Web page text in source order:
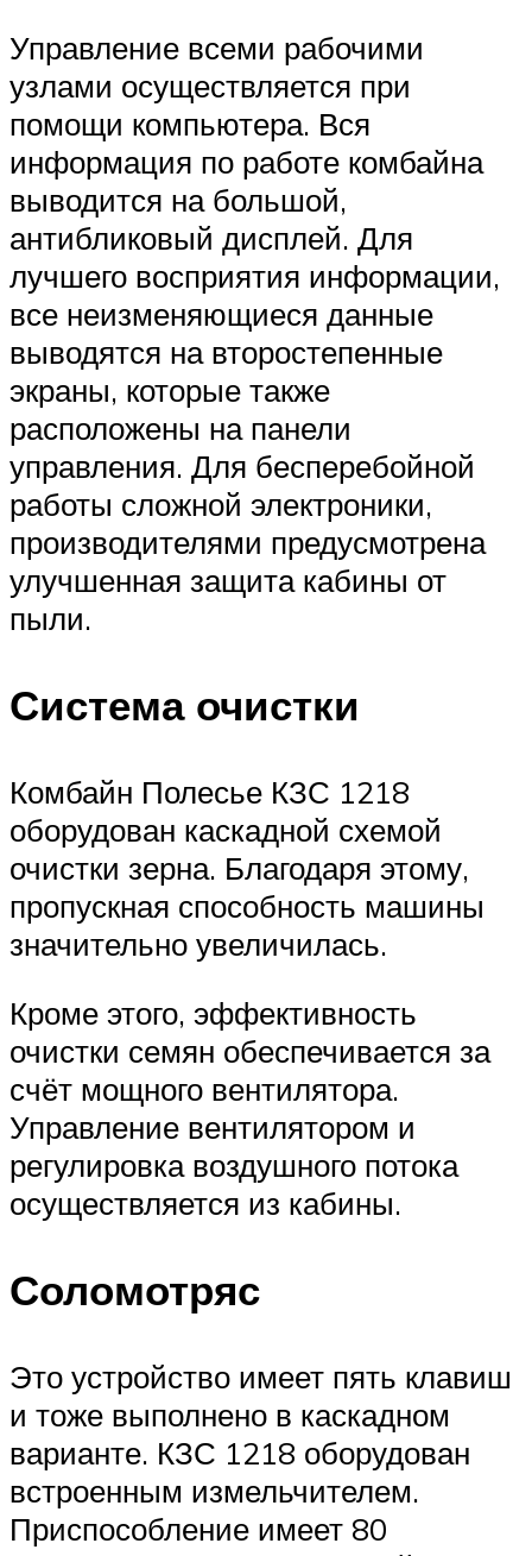
Управление всеми рабочими
узлами осуществляется при
помощи компьютера. Вся
информация по работе комбайна
выводится на большой,
антибликовый дисплей. Для
лучшего восприятия информации,
все неизменяющиеся данные
выводятся на второстепенные
экраны, которые также
расположены на панели
управления. Для бесперебойной
работы сложной электроники,
производителями предусмотрена
улучшенная защита кабины от
пыли.
Система очистки
Комбайн Полесье КЗС 1218
оборудован каскадной схемой
очистки зерна. Благодаря этому,
пропускная способность машины
значительно увеличилась.
Кроме этого, эффективность
очистки семян обеспечивается за
счёт мощного вентилятора.
Управление вентилятором и
регулировка воздушного потока
осуществляется из кабины.
Соломотряс
Это устройство имеет пять клавиш
и тоже выполнено в каскадном
варианте. КЗС 1218 оборудован
встроенным измельчителем.
Приспособление имеет 80